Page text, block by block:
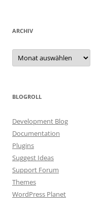
ARCHIV
Archiv
BLOGROLL
Development Blog
Documentation
Plugins
Suggest Ideas
Support Forum
Themes
WordPress Planet